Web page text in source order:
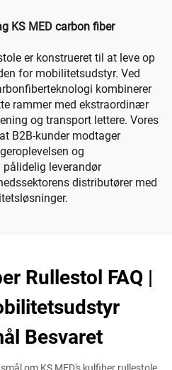
KS MED carbon fiber
er konstrueret til at leve op
for mobilitetsudstyr. Ved
kombinerer
rammer med ekstraordinær
og transport lettere. Vores
B2B-kunder modtager
og
leverandør
distributører med
Rullestol FAQ |
Besvaret